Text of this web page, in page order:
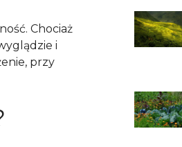
Chociaż
i
przy